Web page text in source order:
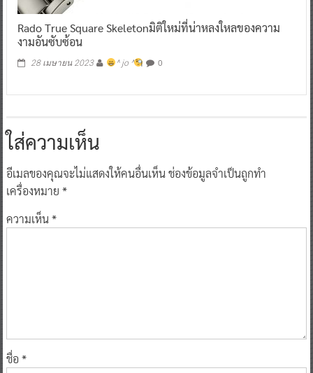
Rado True Square Skeletonมิติใหม่ที่น่าหลงใหลของความ
งามอันซับซ้อน
28 เมษายน 2023 ^ jo ^ 0
ใส่ความเห็น
อีเมลของคุณจะไม่แสดงให้คนอื่นเห็นช่องข้อมูลจำเป็นถูกทำ
เครื่องหมาย *
ความเห็น*
ชื่อ *